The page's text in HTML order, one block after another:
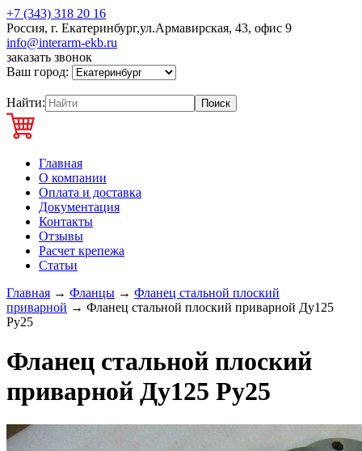
+7 (343) 318 20 16
Россия, г. Екатеринбург,ул.Армавирская, 43, офис 9
info@interarm-ekb.ru
заказать звонок
Ваш город:
Найти:
Главная
О компании
Оплата и доставка
Документация
Контакты
Отзывы
Расчет крепежа
Статьи
Главная → Фланцы → Фланец стальной плоский
приварной → Фланец стальной плоский приварной Ду125
Ру25
Фланец стальной плоский
приварной Ду125 Ру25